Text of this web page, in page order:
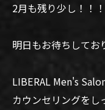
2月も残り少し！！！
明日もお待ちしてお
LIBERAL Men's
カウンセリングをし